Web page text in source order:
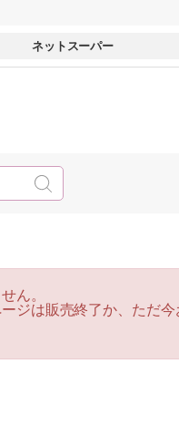
ネットスーパー
ん。
ジは販売終了か、ただ今